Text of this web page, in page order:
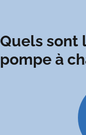
Quels sont
pompe à